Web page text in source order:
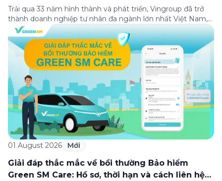
Trải qua 33 năm hình thành và phát triển, Vingroup đã trở
thành doanh nghiệp tư nhân đa ngành lớn nhất Việt Nam,
lọt Top 30 doanh nghiệp lớn nhất Đông Nam Á theo bảng
xếp hạng của Tạp chí Fortune (Mỹ). Nhân kỷ niệm 33 năm
thành lập (8/8/1993 đến 8/8/2026), Green SM trân […]
01 August 2026 Mới
Giải đáp thắc mắc về bồi thường Bảo hiểm
Green SM Care: Hồ sơ, thời hạn và cách liên hệ